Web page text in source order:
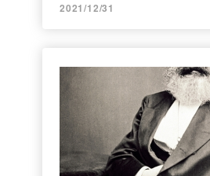
2021/12/31